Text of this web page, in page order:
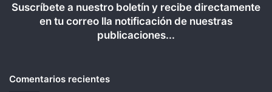
Suscríbete a nuestro boletín y recibe directamente
en tu correo lla notificación de nuestras
publicaciones...
Comentarios recientes